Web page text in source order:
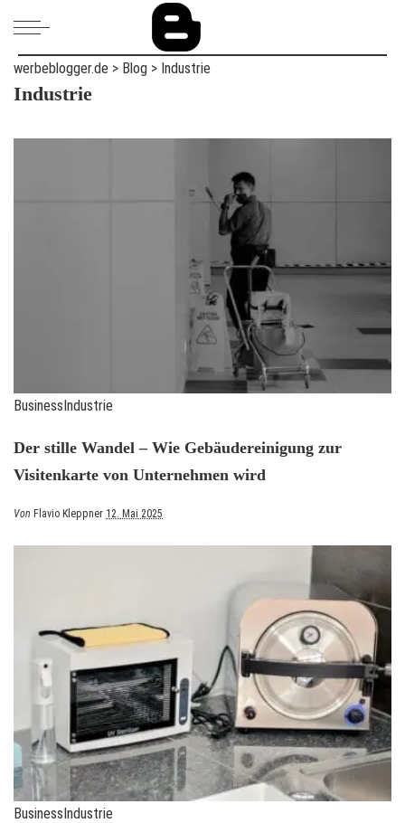
werbeblogger.de > Blog > Industrie
Industrie
Business Industrie
Der stille Wandel – Wie Gebäudereinigung zur
Visitenkarte von Unternehmen wird
Posted
Von Flavio Kleppner 12. Mai 2025
BusinessIndustrie